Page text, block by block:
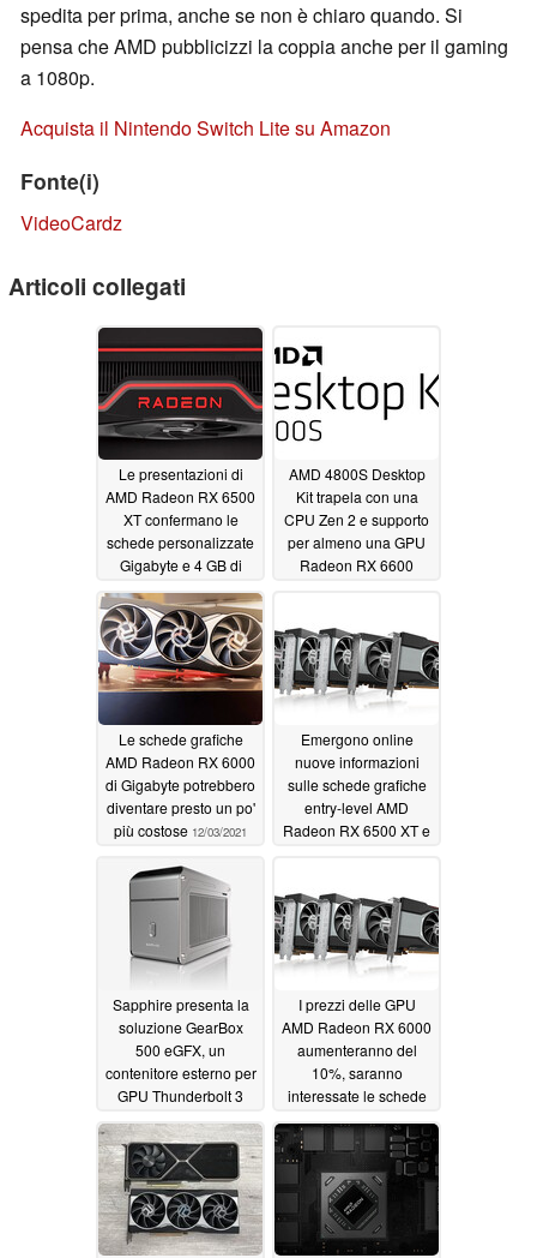
spedita per prima, anche se non è chiaro quando. Si
pensa che AMD pubblicizzi la coppia anche per il gaming
a 1080p.
Acquista il Nintendo Switch Lite su Amazon
Fonte(i)
VideoCardz
Articoli collegati
Le presentazioni di
AMD Radeon RX 6500
XT confermano le
schede personalizzate
Gigabyte e 4 GB di
GDDR6 VRAM
12/08/2021
AMD 4800S Desktop
Kit trapela con una
CPU Zen 2 e supporto
per almeno una GPU
Radeon RX 6600
Le schede grafiche
AMD Radeon RX 6000
di Gigabyte potrebbero
diventare presto un po'
più costose 12/03/2021
Emergono online
nuove informazioni
sulle schede grafiche
entry-level AMD
Radeon RX 6500 XT e
Sapphire presenta la
soluzione GearBox
500 eGFX, un
contenitore esterno per
GPU Thunderbolt 3
con una Radeon RX
6600 XT12/02/2021
I prezzi delle GPU
AMD Radeon RX 6000
aumenteranno del
10%, saranno
interessate le schede
di riferimento e quelle
personalizzate